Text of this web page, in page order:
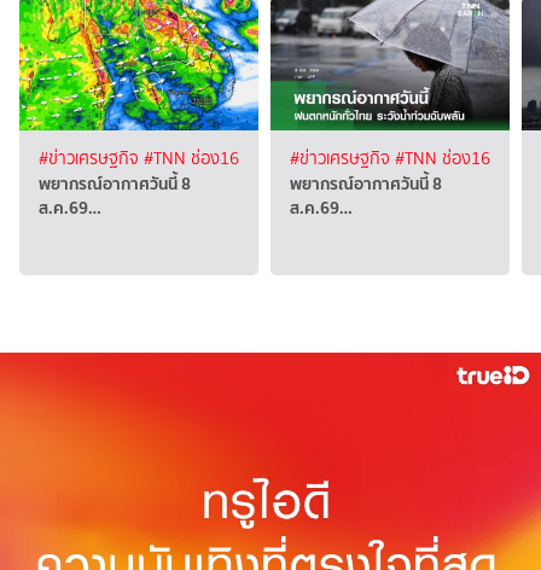
#ข่าวเศรษฐกิจ #TNN ช่อง16
พยากรณ์อากาศวันนี้ 8
ส.ค.69…
#ข่าวเศรษฐกิจ #TNN ช่อง16
พยากรณ์อากาศวันนี้ 8
ส.ค.69…